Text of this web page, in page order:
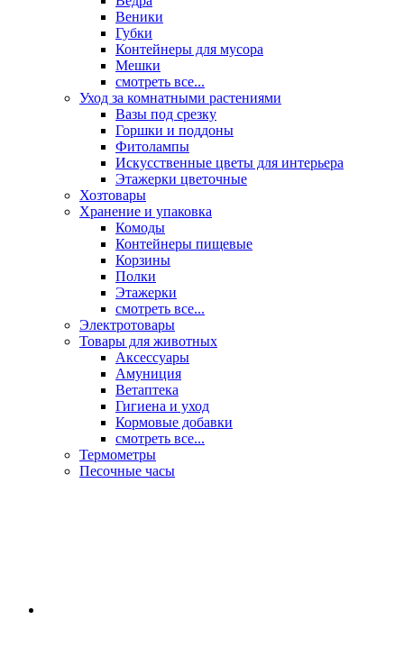
Веники
Губки
Контейнеры для мусора
Мешки
смотреть все...
Уход за комнатными растениями
Вазы под срезку
Горшки и поддоны
Фитолампы
Искусственные цветы для интерьера
Этажерки цветочные
Хозтовары
Хранение и упаковка
Комоды
Контейнеры пищевые
Корзины
Полки
Этажерки
смотреть все...
Электротовары
Товары для животных
Аксессуары
Амуниция
Ветаптека
Гигиена и уход
Кормовые добавки
смотреть все...
Термометры
Песочные часы